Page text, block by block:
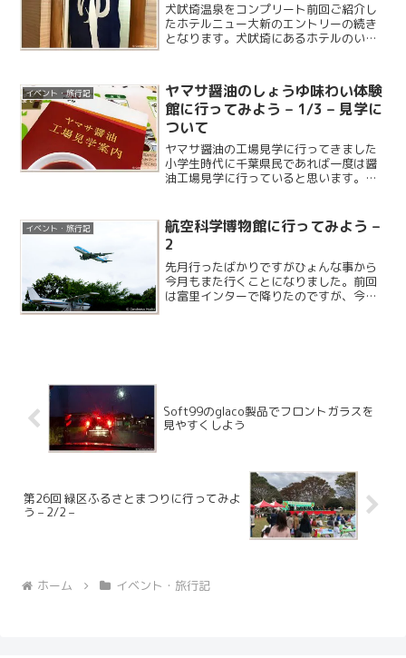
犬吠埼温泉をコンプリート前回ご紹介し
たホテルニュー大新のエントリーの続き
となります。犬吠埼にあるホテルのいく
つのホテルで犬吠埼温泉に入ることがで
きます。今回のホテルニ...
イベント・旅行記
ヤマサ醤油のしょうゆ味わい体験
館に行ってみよう – 1/3 – 見学に
ついて
ヤマサ醤油の工場見学に行ってきました
小学生時代に千葉県民であれば一度は醤
油工場見学に行っていると思います。今
内の見学はできないとのことですが、他
にも楽しめる場所のようで...
イベント・旅行記
航空科学博物館に行ってみよう –
2
先月行ったばかりですがひょんな事から
今月もまた行くことになりました。前回
は富里インターで降りたのですが、今回
Soft99のglaco製品でフロントガラスを
見やすくしよう
第26回 緑区ふるさとまつりに行ってみよ
う – 2/2 –
ホーム イベント・旅行記